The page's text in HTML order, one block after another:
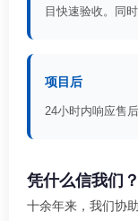
目快速验收。同
项目后
24小时内响应售
凭什么信我们？
十余年来，我们协